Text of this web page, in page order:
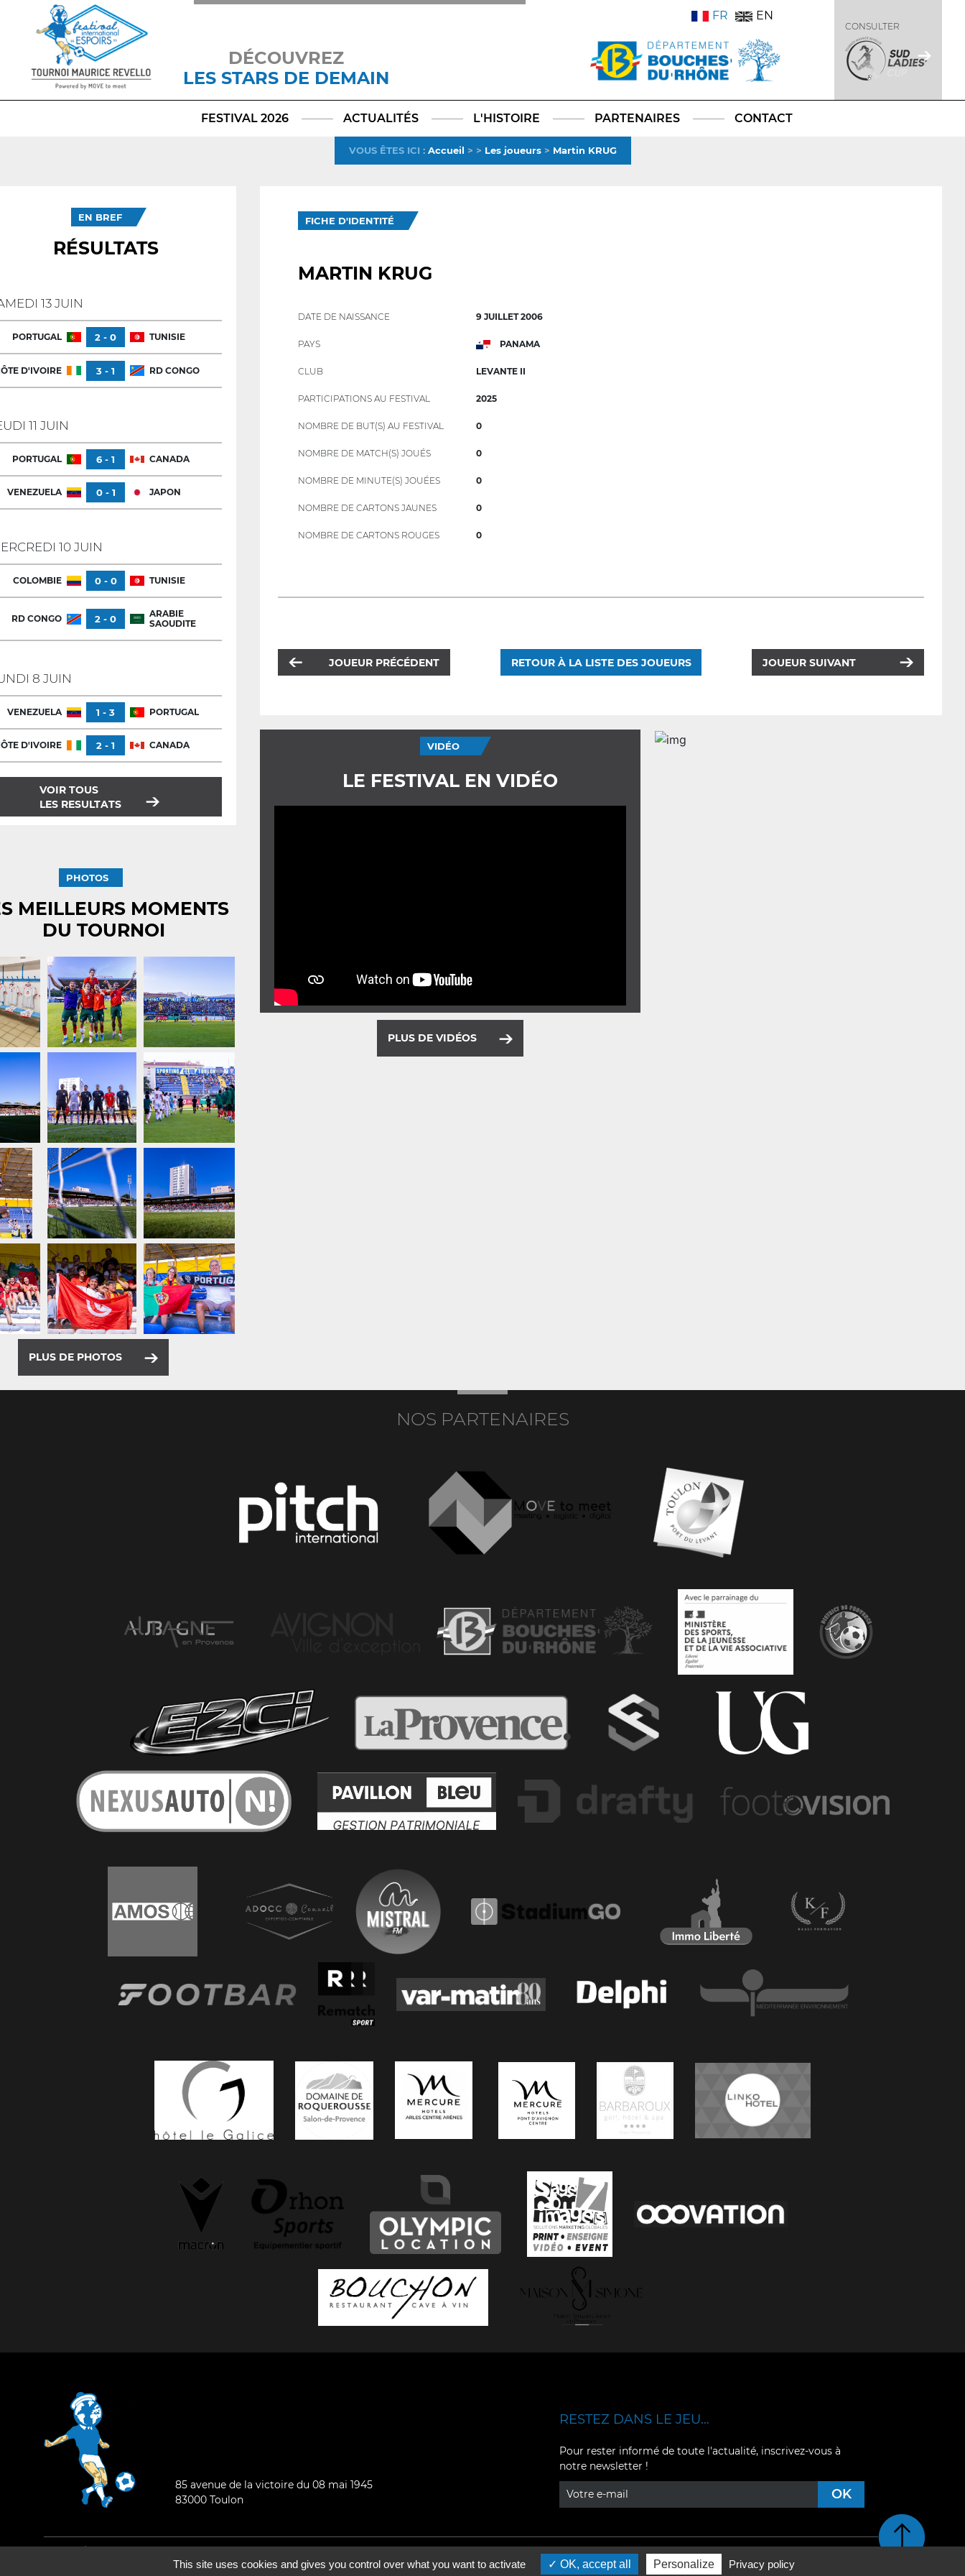
DÉCOUVREZ
LES STARS DE DEMAIN
TikTokLinkedIn
X
FR EN
CONSULTER
FESTIVAL 2026 ACTUALITÉS L'HISTOIRE PARTENAIRES CONTACT
VOUS ÊTES ICI : Accueil > > Les joueurs> Martin KRUG
EN BREF
RÉSULTATS
13 JUIN
PORTUGAL 2 - 0 TUNISIE
D'IVOIRE 3 - 1 RD CONGO
11 JUIN
PORTUGAL 6 - 1 CANADA
VENEZUELA 0 - 1 JAPON
10 JUIN
COLOMBIE 0 - 0 TUNISIE
RD CONGO 2 - 0
ARABIE
SAOUDITE
8 JUIN
VENEZUELA 1 - 3 PORTUGAL
D'IVOIRE 2 - 1 CANADA
VOIR TOUS
LES RESULTATS
PHOTOS
MEILLEURS MOMENTS
DU TOURNOI
PLUS DE PHOTOS
FICHE D'IDENTITÉ
MARTIN KRUG
DATE DE NAISSANCE 9 JUILLET 2006
PAYS PANAMA
CLUB LEVANTE II
PARTICIPATIONS AU FESTIVAL 2025
NOMBRE DE BUT(S) AU FESTIVAL 0
NOMBRE DE MATCH(S) JOUÉS 0
NOMBRE DE MINUTE(S) JOUÉES 0
NOMBRE DE CARTONS JAUNES 0
NOMBRE DE CARTONS ROUGES 0
JOUEUR PRÉCÉDENT RETOUR À LA LISTE DES JOUEURS JOUEUR SUIVANT
VIDÉO
LE FESTIVAL EN VIDÉO
PLUS DE VIDÉOS
NOS PARTENAIRES
85 avenue de la victoire du 08 mai 1945
83000 Toulon
YouTube
RESTEZ DANS LE JEU...
Pour rester informé de toute l'actualité, inscrivez-vous à
notre newsletter !
Mentions légales-Qui sommes-nous ?
©2026 - Tous droits réservés - Conception :epartenair e
Retour en haut de page
This site uses cookies and gives you control over what you want to activate OK, accept all Personalize Privacy policy